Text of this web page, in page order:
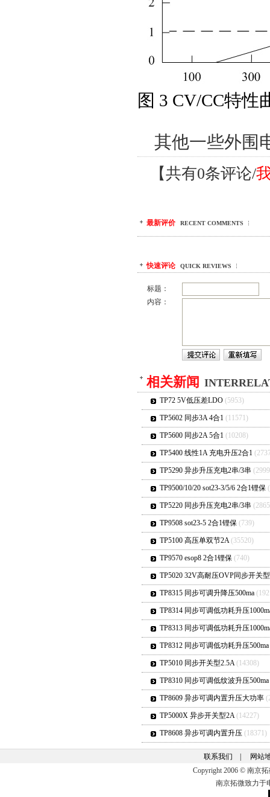
图 3 CV/CC特性
其他一些外围
【共有0条评论/
最新评价 RECENT COMMENTS
快速评论 QUICK REVIEWS
标题：
内容：
相关新闻
TP72 5V低压差LDO (5953)
TP5602 同步3A 4合1 (11571)
TP5600 同步2A 5合1 (10208)
TP5400 线性1A 充电升压2合1
TP5290 异步升压充电2串/3串
TP9500/10/20 sot23-3/5/6 2合1锂保
TP5220 同步升压充电2串/3串
TP9508 sot23-5 2合1锂保 (739)
TP5100 高压单双节2A(35520)
TP9570 esop8 2合1锂保 (740)
TP5020 32V高耐压OVP同步开关
TP8315 同步可调升降压500ma
TP8314 同步可调低功耗升压
TP8313 同步可调低功耗升压
TP8312 同步可调低功耗升压500ma
TP5010 同步开关型2.5A(14308)
TP8310 同步可调低纹波升压500ma
TP8609 异步可调内置升压大功率
TP5000X 异步开关型2A(14227)
TP8608 异步可调内置升压 (18371)
联系我们
网站
Copyright 2006 © 南京
南京拓微致力于